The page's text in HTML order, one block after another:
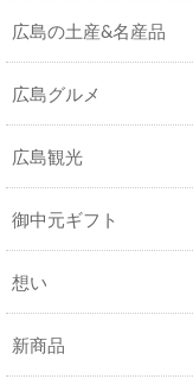
広島の土産&名産品
広島グルメ
広島観光
御中元ギフト
想い
新商品